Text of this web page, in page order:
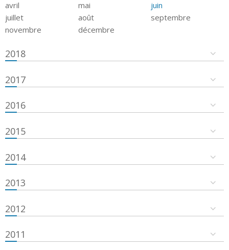
avril
mai
juin
juillet
août
septembre
novembre
décembre
2018
2017
2016
2015
2014
2013
2012
2011